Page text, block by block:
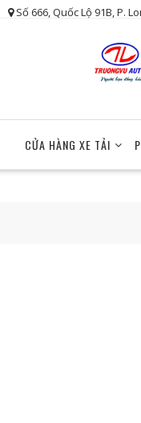
Số 666, Quốc Lộ 91B, P.
CỬA HÀNG XE TẢI